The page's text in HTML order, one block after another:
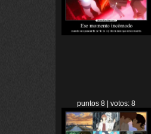
puntos 8 | votos: 8